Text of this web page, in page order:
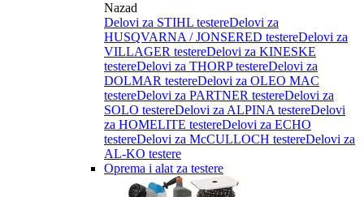
Nazad
Delovi za STIHL testereDelovi za
HUSQVARNA / JONSERED testereDelovi za
VILLAGER testereDelovi za KINESKE
testereDelovi za THORP testereDelovi za
DOLMAR testereDelovi za OLEO MAC
testereDelovi za PARTNER testereDelovi za
SOLO testereDelovi za ALPINA testereDelovi
za HOMELITE testereDelovi za ECHO
testereDelovi za McCULLOCH testereDelovi za
AL-KO testere
Oprema i alat za testere